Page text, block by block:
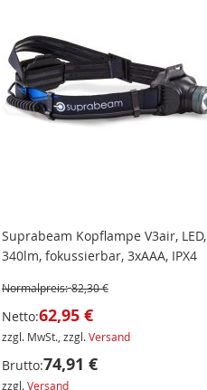
Suprabeam Kopflampe V3air, LED,
340lm, fokussierbar, 3xAAA, IPX4
Normalpreis: 82,30 €
Netto:62,95 €
zzgl. MwSt., zzgl.Versand
Brutto:74,91 €
zzgl.Versand